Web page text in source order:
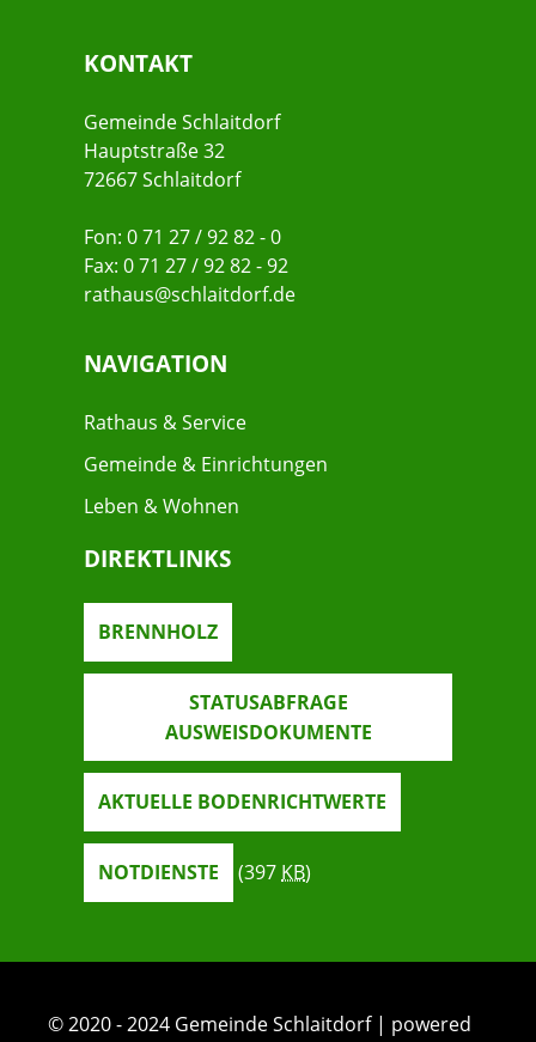
KONTAKT
Gemeinde Schlaitdorf
Hauptstraße 32
72667 Schlaitdorf
Fon: 0 71 27 / 92 82 - 0
Fax: 0 71 27 / 92 82 - 92
rathaus@schlaitdorf.de
NAVIGATION
Rathaus & Service
Gemeinde & Einrichtungen
Leben & Wohnen
DIREKTLINKS
BRENNHOLZ
STATUSABFRAGE
AUSWEISDOKUMENTE
AKTUELLE BODENRICHTWERTE
NOTDIENSTE (397 KB)
© 2020 - 2024 Gemeinde Schlaitdorf | powered